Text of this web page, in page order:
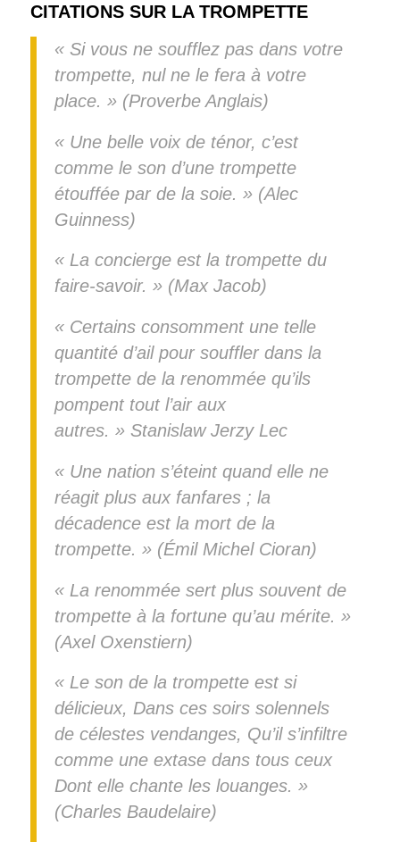
CITATIONS SUR LA TROMPETTE
« Si vous ne soufflez pas dans votre
trompette, nul ne le fera à votre
place. » (Proverbe Anglais)
« Une belle voix de ténor, c’est
comme le son d’une trompette
étouffée par de la soie. » (Alec
Guinness)
« La concierge est la trompette du
faire-savoir. » (Max Jacob)
« Certains consomment une telle
quantité d’ail pour souffler dans la
trompette de la renommée qu’ils
pompent tout l’air aux
autres. » Stanislaw Jerzy Lec
« Une nation s’éteint quand elle ne
réagit plus aux fanfares ; la
décadence est la mort de la
trompette. » (Émil Michel Cioran)
« La renommée sert plus souvent de
trompette à la fortune qu’au mérite. »
(Axel Oxenstiern)
« Le son de la trompette est si
délicieux, Dans ces soirs solennels
de célestes vendanges, Qu’il s’infiltre
comme une extase dans tous ceux
Dont elle chante les louanges. »
(Charles Baudelaire)